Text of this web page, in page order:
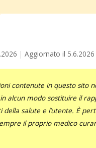
Aggiornato il 5.6.2026
contenute in questo sito
alcun modo sostituire il
della salute e l’utente. È
il proprio medico